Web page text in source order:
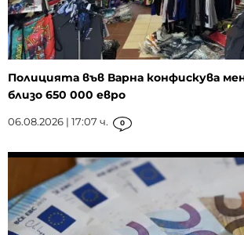
Полицията във Варна конфискува
близо 650 000 евро
06.08.2026 | 17:07 ч. 0